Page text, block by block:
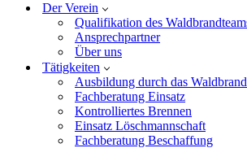
Der Verein
Qualifikation des
Ansprechpartner
Über uns
Tätigkeiten
Ausbildung durch das
Fachberatung Einsatz
Kontrolliertes Brennen
Einsatz Löschmannschaft
Fachberatung Beschaffung